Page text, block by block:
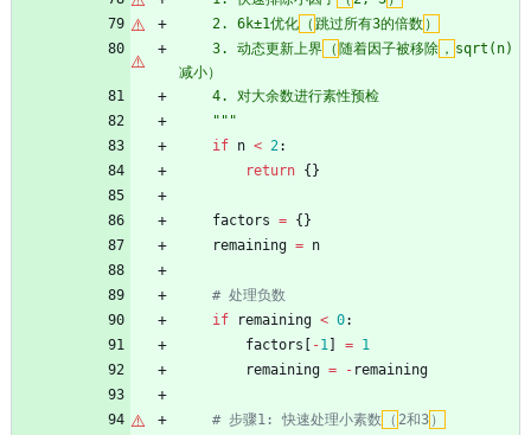
    2. 6k±1优化
（ 跳过所有3的倍数 ）
    3. 动态更新上界
（ 随着因子被移除 ， sqrt(n)
减小）
    4. 对大余数进行素性预检
"""
if n < 2:
return { }
factors = { }
remaining = n
# 处理负数
if
remaining < 0:
factors
-1 = 1
remaining = - remaining
# 步骤1: 快速处理小素数 （ 2和3 ）